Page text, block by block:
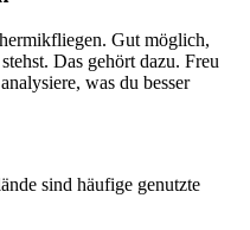
Gut möglich,
Das gehört dazu. Freu
was du besser
sind häufige genutzte